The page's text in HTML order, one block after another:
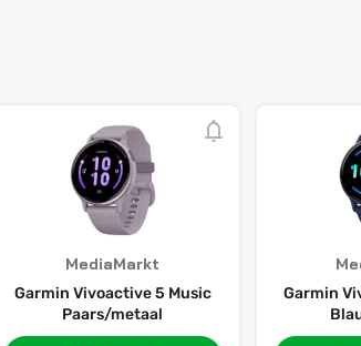
MediaMarkt
Garmin Vivoactive 5 Music
Paars/metaal
Garmin